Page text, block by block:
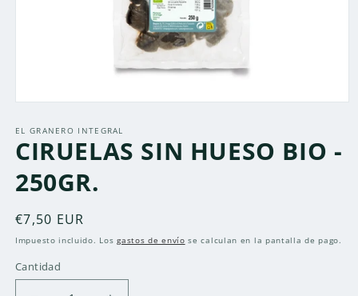
multimedia
1
en
ventana
modal
EL GRANERO INTEGRAL
CIRUELAS SIN HUESO BIO -
250GR.
Precio
habitual
€7,50 EUR
Impuesto incluido. Losgastos de envío se calculan en la pantalla de pago.
Cantidad